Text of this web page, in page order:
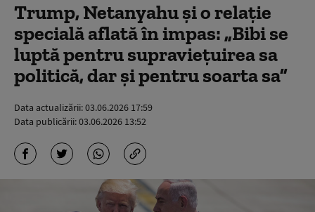
Trump, Netanyahu și o relație
specială aflată în impas: „Bibi se
luptă pentru supraviețuirea sa
politică, dar și pentru soarta sa”
Data actualizării:03.06.2026 17:59
Data publicării:03.06.2026 13:52